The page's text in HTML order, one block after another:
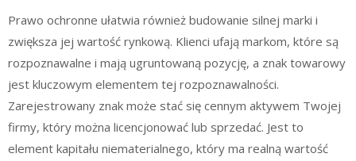
Prawo ochronne ułatwia również budowanie silnej marki i
zwiększa jej wartość rynkową. Klienci ufają markom, które są
rozpoznawalne i mają ugruntowaną pozycję, a znak towarowy
jest kluczowym elementem tej rozpoznawalności.
Zarejestrowany znak może stać się cennym aktywem Twojej
firmy, który można licencjonować lub sprzedać. Jest to
element kapitału niematerialnego, który ma realną wartość